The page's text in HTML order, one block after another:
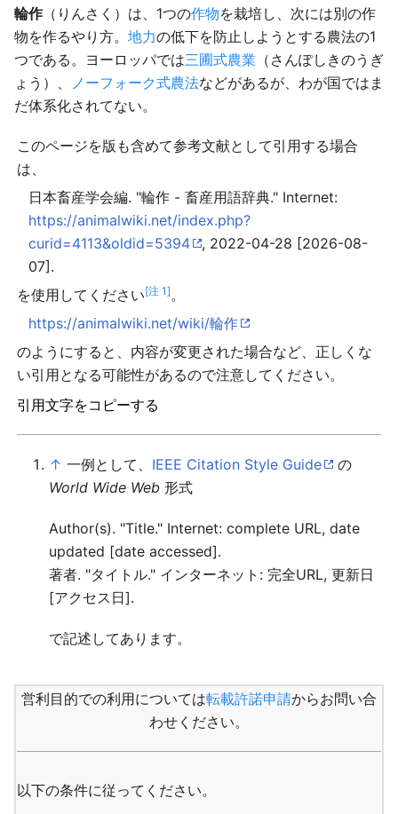
輪作（りんさく）は、1つの作物を栽培し、次には別の作
物を作るやり方。 地力の低下を防止しようとする農法の1
つである。ヨーロッパでは三圃式農業 （さんぽしきのうぎ
ょう）、
ノーフォーク式農法などがあるが、わが国ではま
だ体系化されてない。
このページを版も含めて参考文献として引用する場合
は、
日本畜産学会編. "輪作 - 畜産用語辞典." Internet:
https://animalwiki.net/index.php?
curid=4113&oldid=5394
, 2022-04-28 [2026-08-
07].
を使用してください[注 1]。
https://animalwiki.net/wiki/輪作
のようにすると、内容が変更された場合など、正しくな
い引用となる可能性があるので注意してください。
引用文字をコピーする
↑ 一例として、 IEEE Citation Style Guide
の
World Wide Web 形式
Author(s). "Title." Internet: complete URL, date
updated [date accessed].
著者. "タイトル." インターネット: 完全URL, 更新日
[アクセス日].
で記述してあります。
営利目的での利用については転載許諾申請からお問い合
わせください。
以下の条件に従ってください。